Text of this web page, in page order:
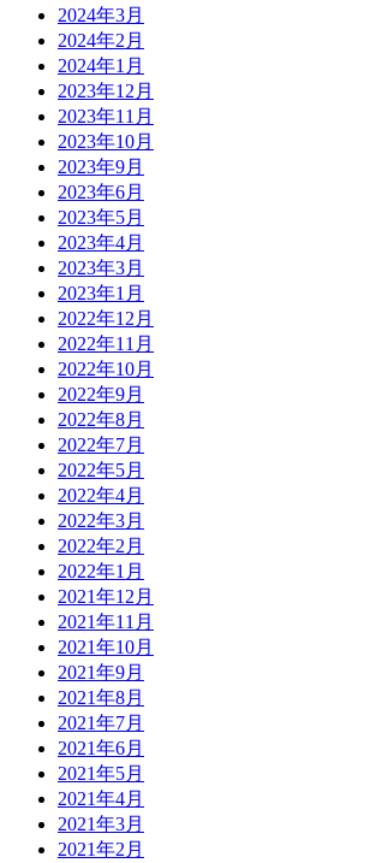
2024年3月
2024年2月
2024年1月
2023年12月
2023年11月
2023年10月
2023年9月
2023年6月
2023年5月
2023年4月
2023年3月
2023年1月
2022年12月
2022年11月
2022年10月
2022年9月
2022年8月
2022年7月
2022年5月
2022年4月
2022年3月
2022年2月
2022年1月
2021年12月
2021年11月
2021年10月
2021年9月
2021年8月
2021年7月
2021年6月
2021年5月
2021年4月
2021年3月
2021年2月